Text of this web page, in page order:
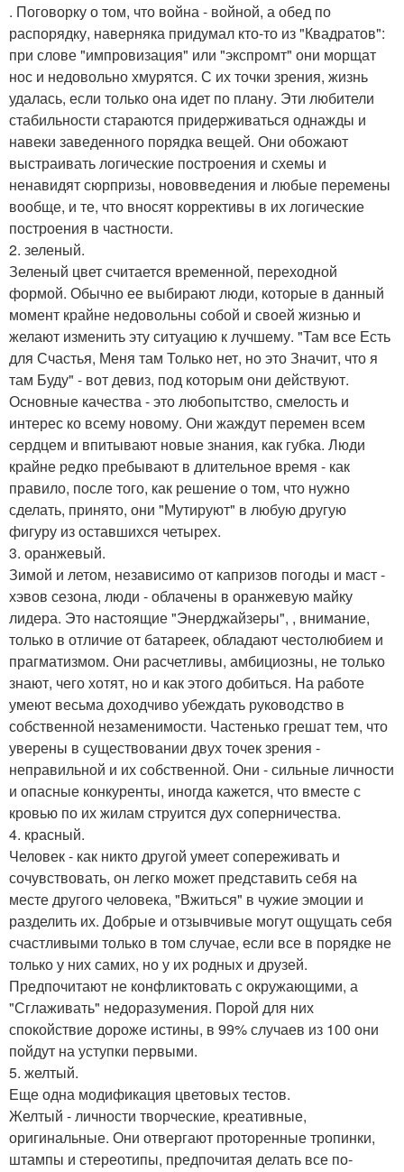
. Поговорку о том, что война - войной, а обед по
распорядку, наверняка придумал кто-то из "Квадратов":
при слове "импровизация" или "экспромт" они морщат
нос и недовольно хмурятся. С их точки зрения, жизнь
удалась, если только она идет по плану. Эти любители
стабильности стараются придерживаться однажды и
навеки заведенного порядка вещей. Они обожают
выстраивать логические построения и схемы и
ненавидят сюрпризы, нововведения и любые перемены
вообще, и те, что вносят коррективы в их логические
построения в частности.
2. зеленый.
Зеленый цвет считается временной, переходной
формой. Обычно ее выбирают люди, которые в данный
момент крайне недовольны собой и своей жизнью и
желают изменить эту ситуацию к лучшему. "Там все Есть
для Счастья, Меня там Только нет, но это Значит, что я
там Буду" - вот девиз, под которым они действуют.
Основные качества - это любопытство, смелость и
интерес ко всему новому. Они жаждут перемен всем
сердцем и впитывают новые знания, как губка. Люди
крайне редко пребывают в длительное время - как
правило, после того, как решение о том, что нужно
сделать, принято, они "Мутируют" в любую другую
фигуру из оставшихся четырех.
3. оранжевый.
Зимой и летом, независимо от капризов погоды и маст -
хэвов сезона, люди - облачены в оранжевую майку
лидера. Это настоящие "Энерджайзеры", , внимание,
только в отличие от батареек, обладают честолюбием и
прагматизмом. Они расчетливы, амбициозны, не только
знают, чего хотят, но и как этого добиться. На работе
умеют весьма доходчиво убеждать руководство в
собственной незаменимости. Частенько грешат тем, что
уверены в существовании двух точек зрения -
неправильной и их собственной. Они - сильные личности
и опасные конкуренты, иногда кажется, что вместе с
кровью по их жилам струится дух соперничества.
4. красный.
Человек - как никто другой умеет сопереживать и
сочувствовать, он легко может представить себя на
месте другого человека, "Вжиться" в чужие эмоции и
разделить их. Добрые и отзывчивые могут ощущать себя
счастливыми только в том случае, если все в порядке не
только у них самих, но у их родных и друзей.
Предпочитают не конфликтовать с окружающими, а
"Сглаживать" недоразумения. Порой для них
спокойствие дороже истины, в 99% случаев из 100 они
пойдут на уступки первыми.
5. желтый.
Еще одна модификация цветовых тестов.
Желтый - личности творческие, креативные,
оригинальные. Они отвергают проторенные тропинки,
штампы и стереотипы, предпочитая делать все по-